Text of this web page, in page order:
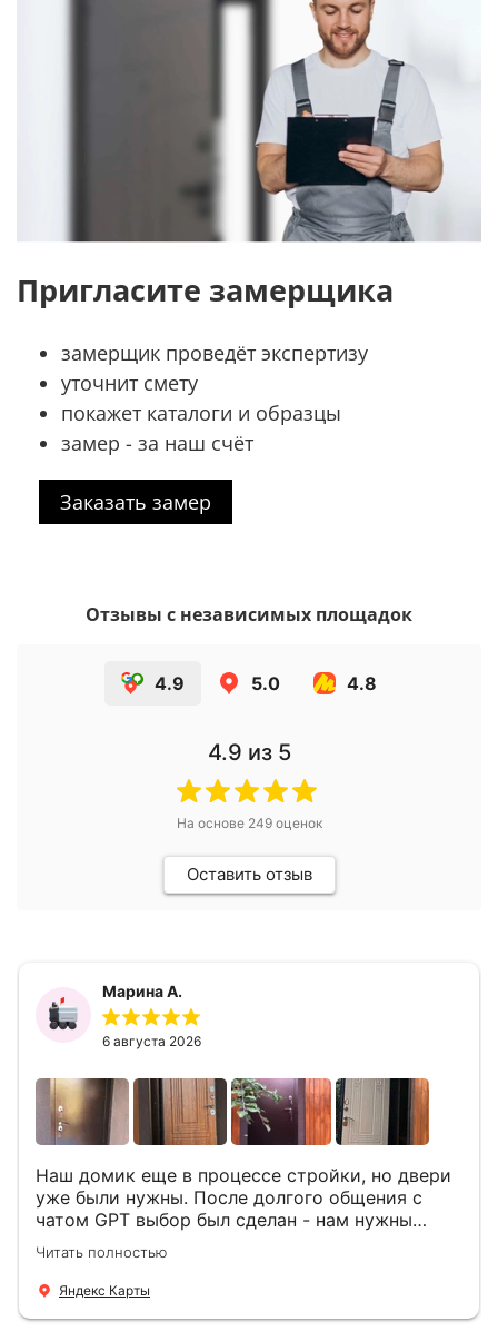
Пригласите замерщика
замерщик проведёт экспертизу
уточнит смету
покажет каталоги и образцы
замер - за наш счёт
Заказать замер
Отзывы с независимых площадок
4.9 5.0 4.8
4.9 из 5
На основе 249оценок
Оставить отзыв
Марина А.
6 августа 2026
Наш домик еще в процессе стройки, но двери
уже были нужны. После долгого общения с
чатом GPT выбор был сделан - нам нужны
двери Аргус Термо Композит, которые нашлись
в компании ДвериОпт . Менеджер Филипп
ответил на все вопросы, посчитал стоимость и
Читать полностью
Яндекс Карты